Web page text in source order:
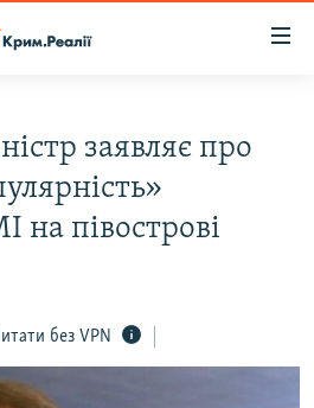
заявляє про
на півострові
без VPN